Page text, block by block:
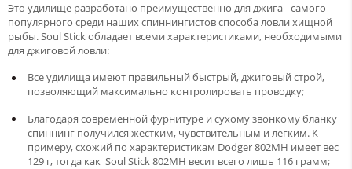
Это удилище разработано преимущественно для джига - самого
популярного среди наших спиннингистов способа ловли хищной
рыбы. Soul Stick обладает всеми характеристиками, необходимыми
для джиговой ловли:
Все удилища имеют правильный быстрый, джиговый строй,
позволяющий максимально контролировать проводку;
Благодаря современной фурнитуре и сухому звонкому бланку
спиннинг получился жестким, чувствительным и легким. К
примеру, схожий по характеристикам Dodger 802MH имеет вес
129 г, тогда как Soul Stick 802MH весит всего лишь 116 грамм;